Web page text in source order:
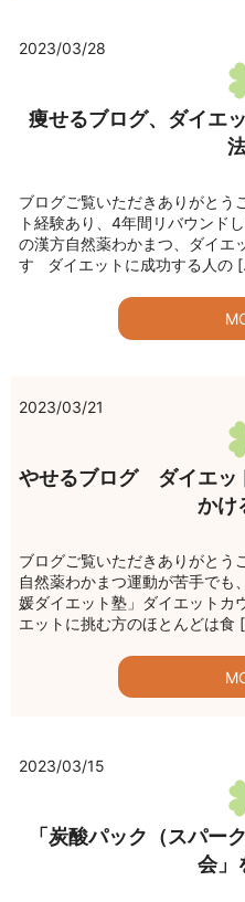
2023/03/28
痩せるブログ、ダイエ
ブログご覧いただきありがとう
ト経験あり、4年間リバウンド
の漢方自然薬わかまつ、ダイエ
す ダイエットに成功する人の
2023/03/21
やせるブログ ダイエッ
かけ
ブログご覧いただきありがとう
自然薬わかまつ運動が苦手でも
媛ダイエット塾」ダイエット
エットに挑む方のほとんどは食
2023/03/15
「炭酸パック（スパー
会」